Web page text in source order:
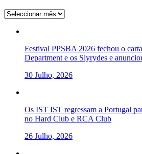
Arquivo
Festival PPSBA 2026 fechou o
Department e os Slyrydes e
30 Julho, 2026
Os IST IST regressam a Portugal
no Hard Club e RCA Club
26 Julho, 2026